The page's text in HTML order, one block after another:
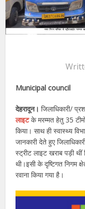
Municipal council
देहरादून।जिलाधिकारी/
लाइटके मरम्मत हेतु 35
किया। साथ ही स्वास्थ्य
जानकारी देते हुए
स्ट्रीट लाइट खराब पड़ी थीं
थी।इसी के दृष्टिगत निगम
रवाना किया गया है।